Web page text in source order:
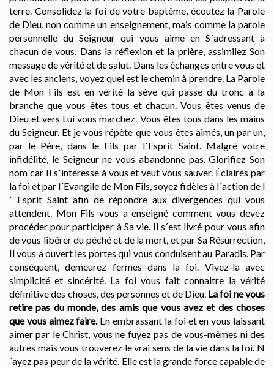
terre. Consolidez la foi de votre baptême, écoutez la Parole
de Dieu, non comme un enseignement, mais comme la parole
personnelle du Seigneur qui vous aime en S´adressant à
chacun de vous. Dans la réflexion et la prière, assimilez Son
message de vérité et de salut. Dans les échanges entre vous et
avec les anciens, voyez quel est le chemin à prendre. La Parole
de Mon Fils est en vérité la sève qui passe du tronc à la
branche que vous êtes tous et chacun. Vous êtes venus de
Dieu et vers Lui vous marchez. Vous êtes tous dans les mains
du Seigneur. Et je vous répète que vous êtes aimés, un par un,
par le Père, dans le Fils par l´Esprit Saint. Malgré votre
infidélité, le Seigneur ne vous abandonne pas. Glorifiez Son
nom car Il s´intéresse à vous et veut vous sauver. Éclairés par
la foi et par l´Evangile de Mon Fils, soyez fidèles à l´action de l
´ Esprit Saint afin de répondre aux divergences qui vous
attendent. Mon Fils vous a enseigné comment vous devez
procéder pour participer à Sa vie. Il s´est livré pour vous afin
de vous libérer du péché et de la mort, et par Sa Résurrection,
Il vous a ouvert les portes qui vous conduisent au Paradis. Par
conséquent, demeurez fermes dans la foi. Vivez-la avec
simplicité et sincérité. La foi vous fait connaitre la vérité
définitive des choses, des personnes et de Dieu. La foi ne vous
retire pas du monde, des amis que vous avez et des choses
que vous aimez faire.En embrassant la foi et en vous laissant
aimer par le Christ, vous ne fuyez pas de vous-mêmes ni des
autres mais vous trouverez le vrai sens de la vie dans la foi. N
´ayez pas peur de la vérité. Elle est la grande force capable de